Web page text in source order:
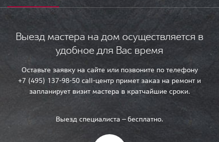
Выезд мастера на дом осуществляется в
удобное для Вас время
Оставьте заявку на сайте или позвоните по телефону
+7 (495) 137-98-50 call-центр примет заказ на ремонт и
запланирует визит мастера в кратчайшие сроки.
Выезд специалиста — бесплатно.